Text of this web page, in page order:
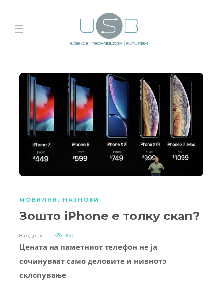
МОБИЛНИ , НАЈНОВИ
Зошто iPhone е толку скап?
8 години 1001
Цената на паметниот телефон не ја
сочинуваат само деловите и нивното
склопување